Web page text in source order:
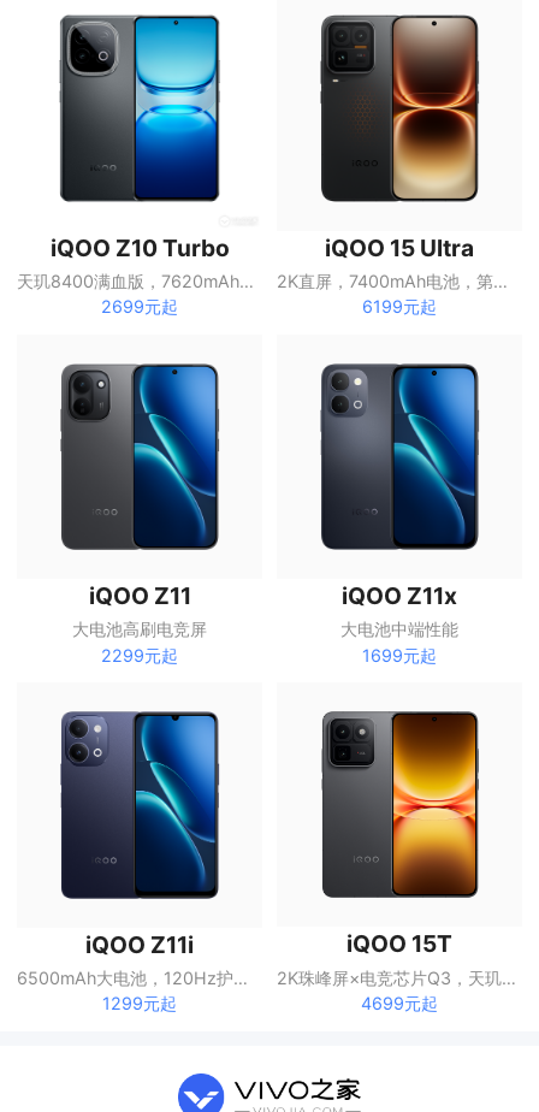
iQOO Z10 Turbo
天玑8400满血版，7620mAh蓝海电池
2699元起
iQOO 15 Ultra
2K直屏，7400mAh电池，第五代骁龙8至尊版
6199元起
iQOO Z11
大电池高刷电竞屏
2299元起
iQOO Z11x
大电池中端性能
1699元起
iQOO Z11i
6500mAh大电池，120Hz护眼屏
1299元起
iQOO 15T
2K珠峰屏×电竞芯片Q3，天玑9500 Monster版，8000mAh超薄蓝海电池
4699元起